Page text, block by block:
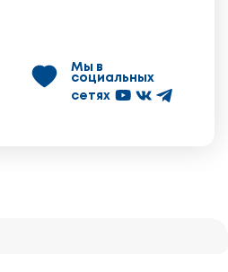
Мы в
социальных
сетях